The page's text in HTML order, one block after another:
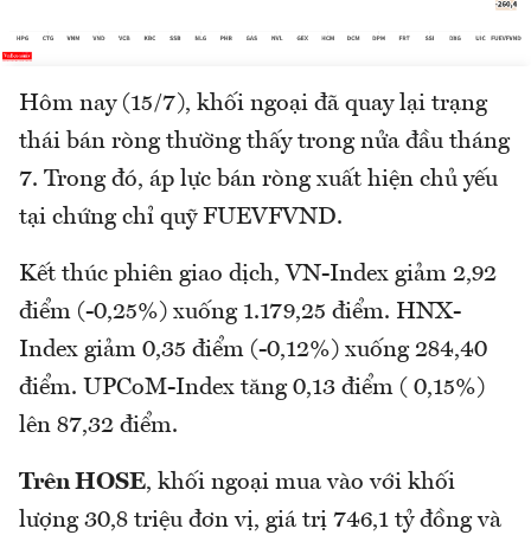
Hôm nay (15/7), khối ngoại đã quay lại trạng
thái bán ròng thường thấy trong nửa đầu tháng
7. Trong đó, áp lực bán ròng xuất hiện chủ yếu
tại chứng chỉ quỹ FUEVFVND.
Kết thúc phiên giao dịch, VN-Index giảm 2,92
điểm (-0,25%) xuống 1.179,25 điểm. HNX-
Index giảm 0,35 điểm (-0,12%) xuống 284,40
điểm. UPCoM-Index tăng 0,13 điểm ( 0,15%)
lên 87,32 điểm.
Trên HOSE, khối ngoại mua vào với khối
lượng 30,8 triệu đơn vị, giá trị 746,1 tỷ đồng và